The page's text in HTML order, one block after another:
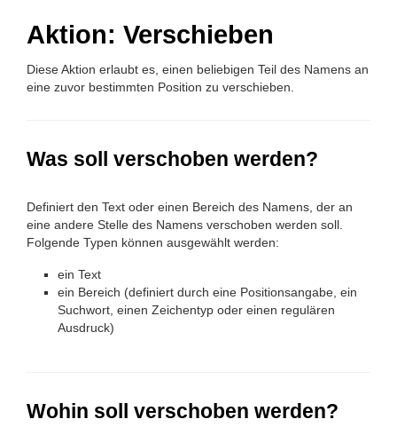
Aktion: Verschieben
Diese Aktion erlaubt es, einen beliebigen Teil des Namens an
eine zuvor bestimmten Position zu verschieben.
Was soll verschoben werden?
Definiert den Text oder einen Bereich des Namens, der an
eine andere Stelle des Namens verschoben werden soll.
Folgende Typen können ausgewählt werden:
ein Text
ein Bereich (definiert durch eine Positionsangabe, ein
Suchwort, einen Zeichentyp oder einen regulären
Ausdruck)
Wohin soll verschoben werden?